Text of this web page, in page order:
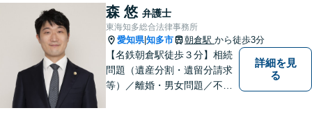
護士が、事業経営を強力サポ
ートいたします！【ネット予
約可】【駐車場あり】【見積
無料】
森 悠 弁護士
東海知多総合法律事務所
愛知県|知多市 朝倉駅 から徒歩3分
【名鉄朝倉駅徒歩３分】相続
問題（遺産分割・遺留分請求
等）／離婚・男女問題／不動
詳細を見
る